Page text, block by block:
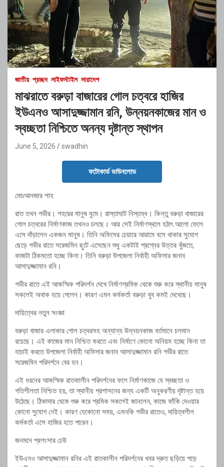
জাতীয় প্রচ্ছদ লাইফস্টাইল সারাদেশ
মাঝরাতে বরুড়া বাজারের গোল চত্বরে হাজির
ইউএনও আসাদুজ্জামান রনি, উন্নয়নকাজের মান ও
স্বচ্ছতা নিশ্চিতে অনন্য দৃষ্টান্ত স্থাপন
June 5, 2026 swadhin
ফটোকার্ড ডাউনলোড
মোঃআনজার শাহ
রাত তখন গভীর। শহরের মানুষ ঘুমে। রাস্তাঘাট নিস্তব্ধ। কিন্তু বরুড়া বাজারের
গোল চত্বরের নির্মাণকাজ তখনও চলছে। আর সেই নির্মাণস্থলে হঠাৎ আলো ফেলে
এসে দাঁড়ালেন একজন মানুষ। তিনি অফিসের চেয়ারে আরামে বসে থাকার সুযোগ
ছেড়ে গভীর রাতে সরেজমিন ছুটে এসেছেন শুধু একটাই প্রশ্নের উত্তর খুঁজতে,
কাজটা ঠিকমতো হচ্ছে কিনা। তিনি বরুড়া উপজেলা নির্বাহী অফিসার জনাব
আসাদুজ্জামান রনি।
গভীর রাতে এই আকস্মিক পরিদর্শন দেখে নির্মাণশ্রমিক থেকে শুরু করে স্থানীয় মানুষ
সকলেই অবাক হয়ে গেলেন। কারণ এমন কর্মকর্তা বরুড়া খুব কমই দেখেছে।
দায়িত্বের নতুন সংজ্ঞা
বরুড়া বাজার এলাকার গোল চত্বরসহ অন্যান্য উন্নয়নকাজ বর্তমানে চলমান
রয়েছে। এই কাজের মান নিশ্চিত করতে এবং নির্মাণে কোনো অনিয়ম হচ্ছে কিনা তা
যাচাই করতে উপজেলা নির্বাহী অফিসার জনাব আসাদুজ্জামান রনি গভীর রাতে
সরেজমিন পরিদর্শনে বের হন।
এই ধরনের আকস্মিক রাতকালীন পরিদর্শনের ফলে নির্মাণকাজে যে স্বচ্ছতা ও
গতিশীলতা নিশ্চিত হয়, তা স্থানীয় প্রশাসনের জন্য একটি অনুকরণীয় দৃষ্টান্ত হয়ে
উঠেছে। ঠিকাদার থেকে শুরু করে শ্রমিক সকলেই জানলেন, কাজে ফাঁকি দেওয়ার
কোনো সুযোগ নেই। কারণ যেকোনো সময়, এমনকি গভীর রাতেও, দায়িত্বশীল
কর্মকর্তা এসে হাজির হতে পারেন।
জনমনে প্রশংসার ঢেউ
ইউএনও আসাদুজ্জামান রনির এই রাতকালীন পরিদর্শনের খবর দ্রুত ছড়িয়ে পড়ে